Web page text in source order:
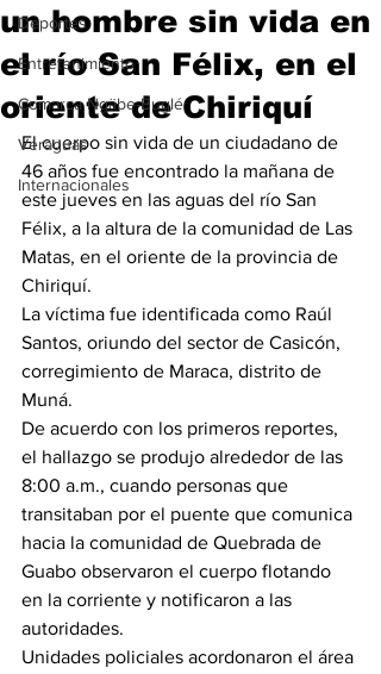
Deportes
Entretenimiento
Comarca Ngäbe-Buglé
Veraguas
Internacionales
un hombre sin vida en
el río San Félix, en el
oriente de Chiriquí
El cuerpo sin vida de un ciudadano de
46 años fue encontrado la mañana de
este jueves en las aguas del río San
Félix, a la altura de la comunidad de Las
Matas, en el oriente de la provincia de
Chiriquí.
La víctima fue identificada como Raúl
Santos, oriundo del sector de Casicón,
corregimiento de Maraca, distrito de
Muná.
De acuerdo con los primeros reportes,
el hallazgo se produjo alrededor de las
8:00 a.m., cuando personas que
transitaban por el puente que comunica
hacia la comunidad de Quebrada de
Guabo observaron el cuerpo flotando
en la corriente y notificaron a las
autoridades.
Unidades policiales acordonaron el área